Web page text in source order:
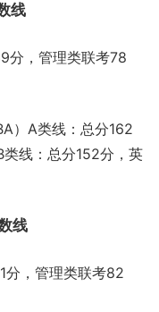
线
分，管理类联考78
）A类线：总分162
线：总分152分，英
线
分，管理类联考82